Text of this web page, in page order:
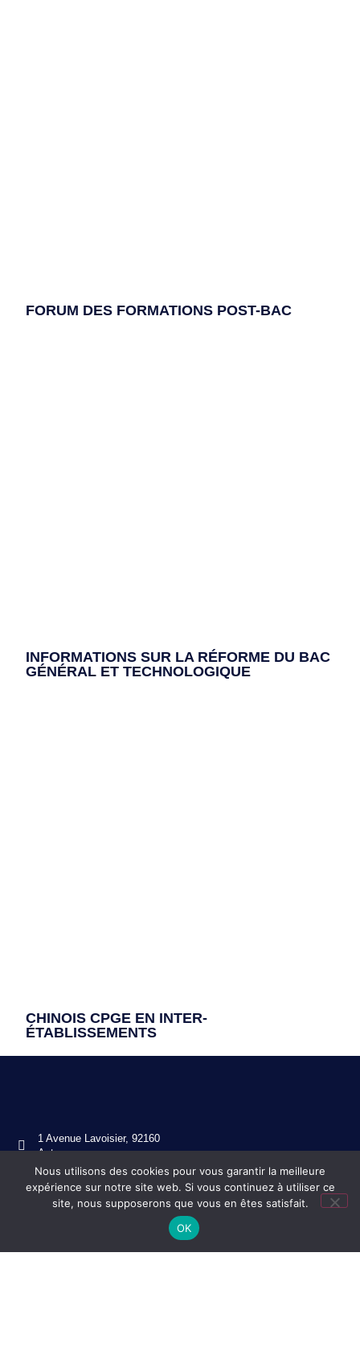
FORUM DES FORMATIONS POST-BAC
INFORMATIONS SUR LA RÉFORME DU BAC
GÉNÉRAL ET TECHNOLOGIQUE
CHINOIS CPGE EN INTER-
ÉTABLISSEMENTS
1 Avenue Lavoisier, 92160
Antony
01 46 11 49 80
ce.0920130s@ac-versailles.fr
Nous utilisons des cookies pour vous garantir la meilleure
expérience sur notre site web. Si vous continuez à utiliser ce
site, nous supposerons que vous en êtes satisfait.
OK